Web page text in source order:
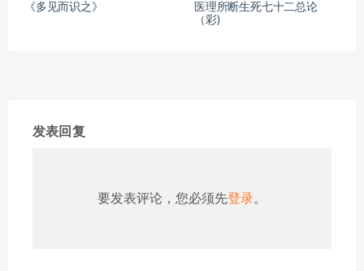
《多见而识之》
医理所断生死七十二总论
（彩)
发表回复
要发表评论，您必须先登录。